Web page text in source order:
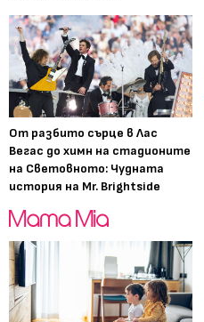
От разбито сърце в Лас
Вегас до химн на стадионите
на Световното: Чудната
история на Mr. Brightside